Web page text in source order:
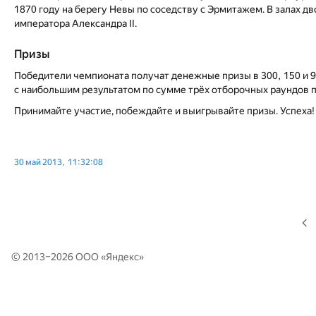
1870 году на берегу Невы по соседству с Эрмитажем. В залах
императора Александра II.
Призы
Победители чемпионата получат денежные призы в 300, 150 и
с наибольшим результатом по сумме трёх отборочных
Принимайте участие, побеждайте и выигрывайте призы. Успеха!
30 май 2013, 11:32:08
© 2013–2026 ООО «Яндекс»